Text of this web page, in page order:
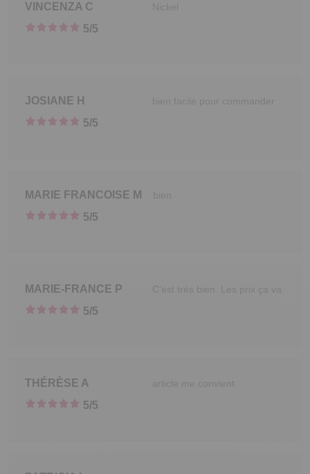
VINCENZA C
5/5
JOSIANE H
5/5
MARIE FRANCOISE M
5/5
bien
MARIE-FRANCE P
5/5
C'est très bien. Les prix ça va
THÉRÈSE A
5/5